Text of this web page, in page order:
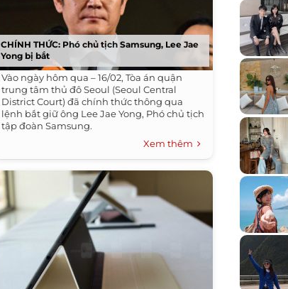
CHÍNH THỨC: Phó chủ tịch Samsung, Lee Jae
Yong bị bắt
Vào ngày hôm qua – 16/02, Tòa án quận
trung tâm thủ đô Seoul (Seoul Central
District Court) đã chính thức thông qua
lệnh bắt giữ ông Lee Jae Yong, Phó chủ tịch
tập đoàn Samsung.
Xem thêm